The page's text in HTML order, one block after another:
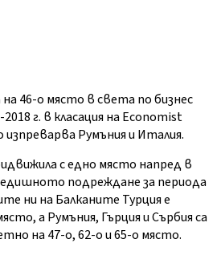
46-о място в света по бизнес
г. в класация на Economist
Румъния и Италия.
с едно място напред в
подреждане за периода
ни на Балканите Турция е
а Румъния, Гърция и Сърбия са
на 47-о, 62-о и 65-о място.